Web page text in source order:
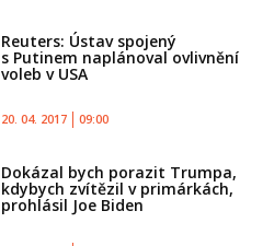
Reuters: Ústav spojený
s Putinem naplánoval ovlivnění
voleb v USA
20. 04. 2017 09:00
Dokázal bych porazit Trumpa,
kdybych zvítězil v primárkách,
prohlásil Joe Biden